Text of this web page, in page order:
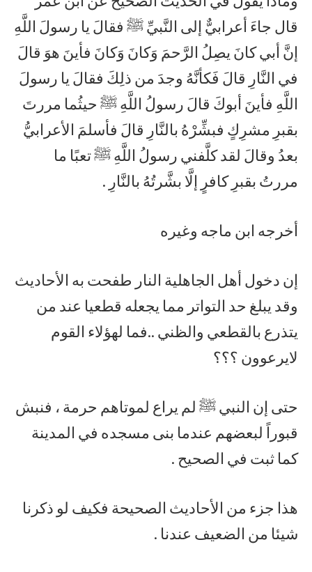
قال جاءَ أعرابيٌّ إلى النَّبيِّ ﷺ فقالَ يا رسولَ اللَّهِ
إنَّ أبي كانَ يصِلُ الرَّحمَ وَكانَ وَكانَ فأينَ هوَ قالَ
في النَّارِ قالَ فَكأنَّهُ وجدَ من ذلِكَ فقالَ يا رسولَ
اللَّهِ فأينَ أبوكَ قالَ رسولُ اللَّهِ ﷺ حيثُما مررتَ
بقبرِ مشرِكٍ فبشِّرْهُ بالنَّارِ قالَ فأسلمَ الأعرابيُّ
بعدُ وقالَ لقد كلَّفني رسولُ اللَّهِ ﷺ تعبًا ما
مررتُ بقبرِ كافرٍ إلَّا بشَّرتُهُ بالنَّارِ .
أخرجه ابن ماجه وغيره
إن دخول أهل الجاهلية النار طفحت به الأحاديث
وقد يبلغ حد التواتر مما يجعله قطعيا عند من
يتذرع بالقطعي والظني ..فما لهؤلاء القوم
لايرعوون ؟؟؟
حتى إن النبي ﷺ لم يراع لموتاهم حرمة ، فنبش
قبوراً لبعضهم عندما بنى مسجده في المدينة
كما ثبت في الصحيح .
هذا جزء من الأحاديث الصحيحة فكيف لو ذكرنا
شيئا من الضعيف عندنا .